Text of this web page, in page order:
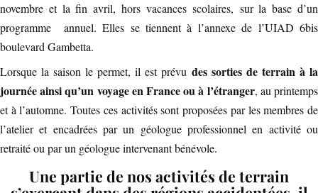
novembre et la fin avril, hors vacances scolaires, sur la base d’un
programme annuel. Elles se tiennent à l’annexe de l’UIAD 6bis
boulevard Gambetta.
Lorsque la saison le permet, il est prévu des sorties de terrain à la
journée ainsi qu’un voyage en France ou à l’étranger, au printemps
et à l’automne. Toutes ces activités sont proposées par les membres de
l’atelier et encadrées par un géologue professionnel en activité ou
retraitéou par un géologue intervenant bénévole.
Une partie de nos activités de terrain